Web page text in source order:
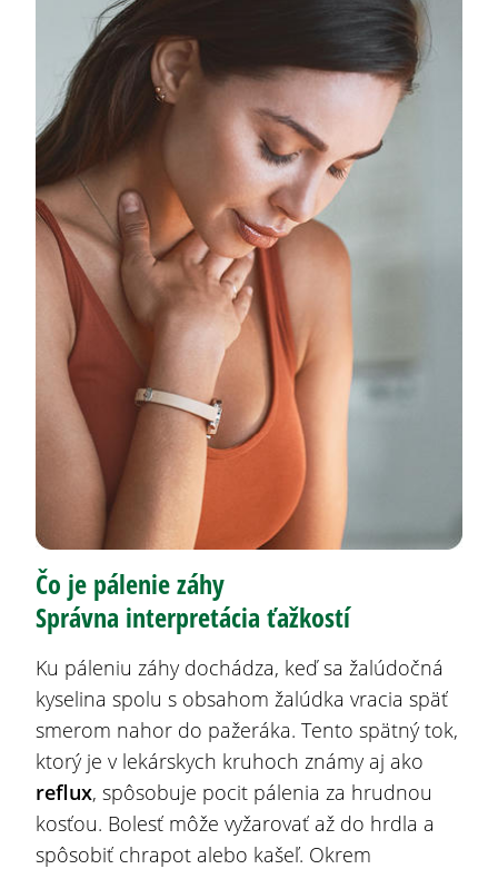
Čo je pálenie záhy
Správna interpretácia ťažkostí
Ku páleniu záhy dochádza, keď sa žalúdočná
kyselina spolu s obsahom žalúdka vracia späť
smerom nahor do pažeráka. Tento spätný tok,
ktorý je v lekárskych kruhoch známy aj ako
reflux, spôsobuje pocit pálenia za hrudnou
kosťou. Bolesť môže vyžarovať až do hrdla a
spôsobiť chrapot alebo kašeľ. Okrem